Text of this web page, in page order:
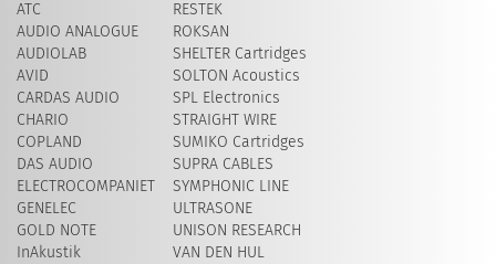
ATC
AUDIO ANALOGUE
AUDIOLAB
AVID
CARDAS AUDIO
CHARIO
COPLAND
DAS AUDIO
ELECTROCOMPANIET
GENELEC
GOLD NOTE
InAkustik
RESTEK
ROKSAN
SHELTER Cartridges
​SOLTON Acoustics
SPL Electronics
STRAIGHT WIRE
SUMIKO Cartridges
SUPRA CABLES
SYMPHONIC LINE
ULTRASONE
UNISON RESEARCH
VAN DEN HUL